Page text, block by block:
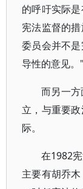
的呼吁实际
宪法监督的
委员会并不
导性的意见。"
而另一
立，与重要
际。
在1982
主要有胡乔